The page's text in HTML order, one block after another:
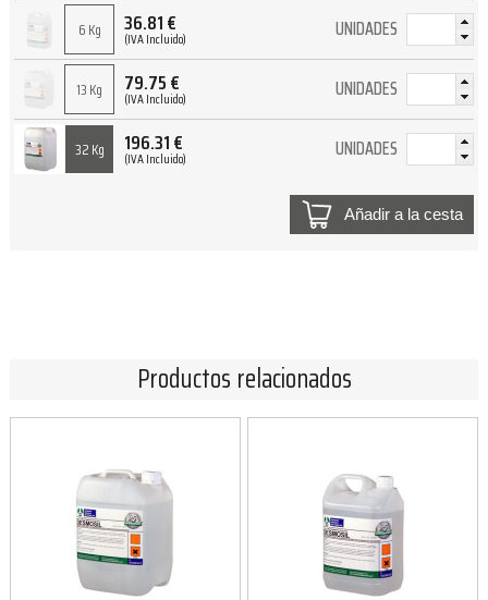
6 Kg 36.81€
(IVA Incluido) UNIDADES
13 Kg 79.75€
(IVA Incluido) UNIDADES
32 Kg 196.31€
(IVA Incluido) UNIDADES
Añadir a la cesta
Productos relacionados